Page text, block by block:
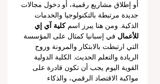
أو إطلاق مشاريع رقمية، أو دخول مجالات
جديدة مرتبطة بالتكنولوجيا والخدمات
الذكية. ومن هنا يبرز اسم كلية آي إي
للأعمال في إسبانيا كمثال على المؤسسة
التي ارتبطت بالابتكار والمرونة وروح
الريادة والتعلم الحديث. الكلية الدولية
القوية اليوم يجب أن تكون قادرة على
مواكبة الاقتصاد الرقمي، والذكاء